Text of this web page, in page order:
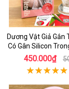
Dương Vật Giả Gắn
Có Gân Silicon
Mềm
450.000₫